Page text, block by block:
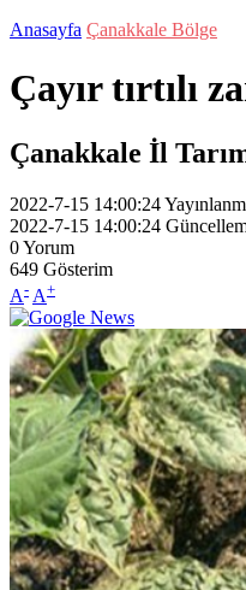
Anasayfa Çanakkale Bölge
Çayır tırtılı
Çanakkale İl
2022-7-15 14:00:24
2022-7-15 14:00:24
0Yorum
649 Gösterim
A- A+